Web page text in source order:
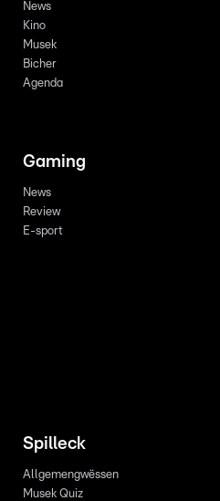
News
Kino
Musek
Bicher
Agenda
Gaming
News
Review
E-sport
Spilleck
Allgemengwëssen
Musek Quiz